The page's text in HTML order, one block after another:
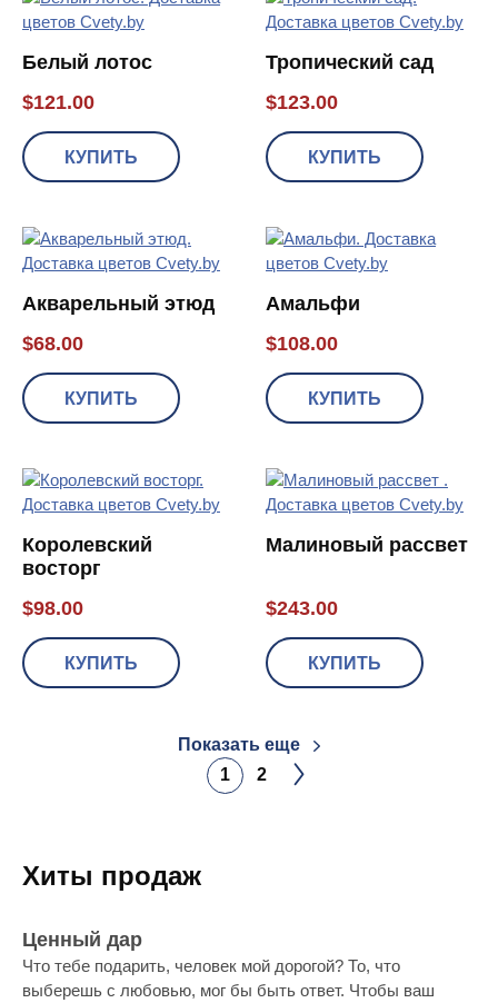
Белый лотос
$121.00
КУПИТЬ
Тропический сад
$123.00
КУПИТЬ
Акварельный этюд
$68.00
КУПИТЬ
Амальфи
$108.00
КУПИТЬ
Королевский
восторг
$98.00
КУПИТЬ
Малиновый рассвет
$243.00
КУПИТЬ
Показать еще
1
2
Хиты продаж
Ценный дар
Что тебе подарить, человек мой дорогой? То, что
выберешь с любовью, мог бы быть ответ. Чтобы ваш